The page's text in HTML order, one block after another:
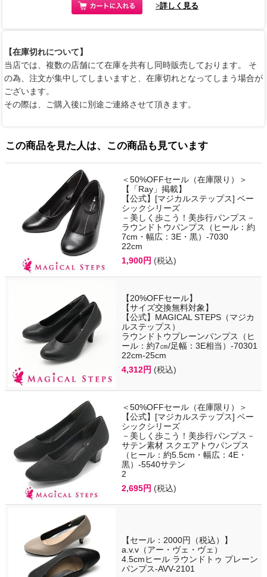
>詳しく見る
【在庫切れについて】
当店では、複数の店舗にて在庫を共有し同時販売しております。 そ
の為、注文が集中してしまいますと、在庫切れとなってしまう場合が
ございます。
その際は、ご購入後に別途ご連絡させて頂きます。
この商品を見た人は、この商品も見ています
＜50%OFFセール（在庫限り）＞
【「Ray」掲載】
【公式】[マジカルステップス] ベー
シックシリーズ
－美しく歩こう！美歩行パンプス－
ラウンドトウパンプス（ヒール：約
7cm・幅広：3E・黒）-7030
22cm
1,900円 (税込)
【20%OFFセール】
【サイズ交換無料対象】
【公式】MAGICAL STEPS（マジカ
ルステップス）
ラウンドトウプレーンパンプス（ヒ
ール：約7㎝/足幅：3E相当）-70301
22cm-25cm
4,312円 (税込)
＜50%OFFセール（在庫限り）＞
【公式】[マジカルステップス] ベー
シックシリーズ
－美しく歩こう！美歩行パンプス－
サテン素材 スクエアトウパンプス
（ヒール：約5.5cm・幅広：4E・
黒）-5540サテン
2
2,695円 (税込)
【セール：2000円（税込）】
a.v.v（アー・ヴェ・ヴェ）
4.5cmヒール ラウンドトゥ プレーン
パンプス-AVV-2101